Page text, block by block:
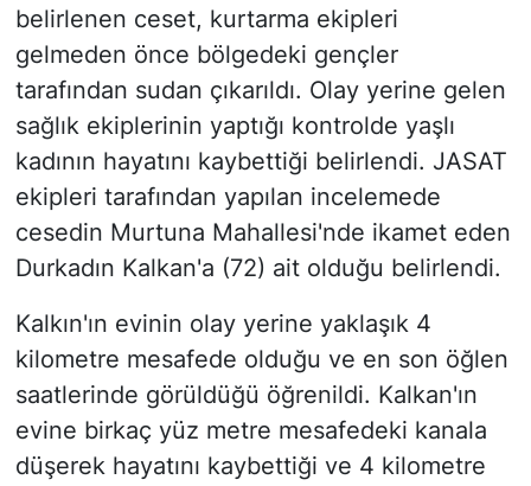
belirlenen ceset, kurtarma ekipleri
gelmeden önce bölgedeki gençler
tarafından sudan çıkarıldı. Olay yerine gelen
sağlık ekiplerinin yaptığı kontrolde yaşlı
kadının hayatını kaybettiği belirlendi. JASAT
ekipleri tarafından yapılan incelemede
cesedin Murtuna Mahallesi'nde ikamet eden
Durkadın Kalkan'a (72) ait olduğu belirlendi.
Kalkın'ın evinin olay yerine yaklaşık 4
kilometre mesafede olduğu ve en son öğlen
saatlerinde görüldüğü öğrenildi. Kalkan'ın
evine birkaç yüz metre mesafedeki kanala
düşerek hayatını kaybettiği ve 4 kilometre